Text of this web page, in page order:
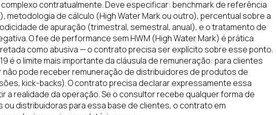
complexo contratualmente. Deve especificar: benchmark de referência
metodologia de cálculo (High Water Mark ou outro), percentual sobre a
de apuração (trimestral, semestral, anual), e o tratamento de
O fee de performance sem HWM (High Water Mark) é prática
como abusiva — o contrato precisa ser explícito sobre esse ponto.
é o limite mais importante da cláusula de remuneração: para clientes
pode receber remuneração de distribuidores de produtos de
kick-backs). O contrato precisa declarar expressamente essa
a realidade da operação. Se o consultor recebe qualquer forma de
distribuidoras para essa base de clientes, o contrato em